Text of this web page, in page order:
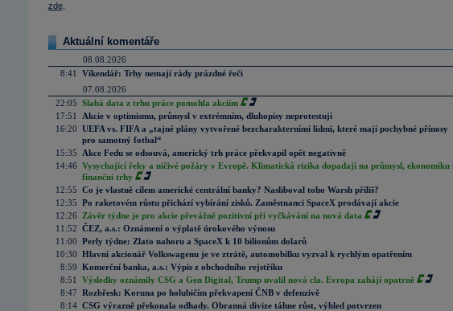
zde.
Aktuální komentáře
08.08.2026
8:41
Víkendář: Trhy nemají rády prázdné řeči
07.08.2026
22:05 Slabá data z trhu práce pomohla akciím
17:51
Akcie v optimismu, průmysl v extrémním, dluhopisy neprotestují
16:20 UEFA vs. FIFA a „tajné plány vytvořené bezcharakterními lidmi, které mají pochybné přínosy
pro samotný fotbal“
15:35
Akce Fedu se odsouvá, americký trh práce překvapil opět negativně
14:46 Vysychající řeky a ničivé požáry v Evropě. Klimatická rizika dopadají na průmysl, ekonomiku
finanční trhy
12:55 Co je vlastně cílem americké centrální banky? Nasliboval toho Warsh příliš?
12:35 Po raketovém růstu přichází vybírání zisků. Zaměstnanci SpaceX prodávají akcie
12:26
Závěr týdne je pro akcie převážně pozitivní při vyčkávání na nová data
11:52 ČEZ, a.s.: Oznámení o výplatě úrokového výnosu
11:00 Perly týdne: Zlato nahoru a SpaceX k 10 bilionům dolarů
10:30 Hlavní akcionář Volkswagenu je ve ztrátě, automobilku vyzval k rychlým opatřením
8:59 Komerční banka, a.s.: Výpis z obchodního rejstříku
8:51
Výsledky oznámily CSG a Gen Digital, Trump uvalil nová cla. Evropa zahájí opatrně
8:47 Rozbřesk: Koruna po holubičím překvapení ČNB v defenzivě
8:14 CSG výrazně překonala odhady. Obranná divize táhne růst, výhled potvrzen